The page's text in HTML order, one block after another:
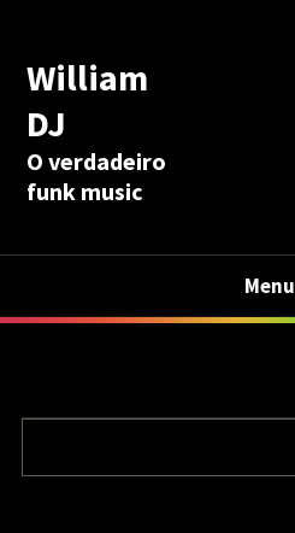
William
DJ
O verdadeiro
funk music
Menu